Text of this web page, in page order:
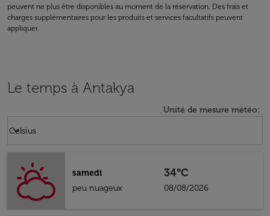
peuvent ne plus être disponibles au moment de la réservation. Des frais et
charges supplémentaires pour les produits et services facultatifs peuvent
appliquer.
Le temps à Antakya
Unité de mesure météo:
Celsius
keyboard_arrow_down
samedi
peu nuageux
34°C
08/08/2026